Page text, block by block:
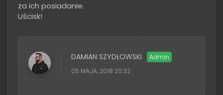
za ich posiadanie.
Uścisk!
DAMIAN SZYDŁOWSKI
05 MAJA, 2018 20:32